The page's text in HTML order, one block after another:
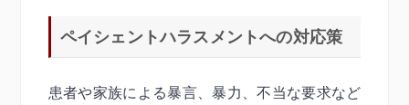
ペイシェントハラスメントへの対応策
患者や家族による暴言、暴力、不当な要求など